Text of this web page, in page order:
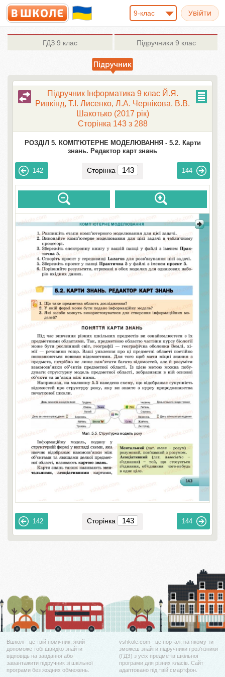
9-клас
ГДЗ 9 клас Підручники 9 клас
Підручник Інформатика 9 клас Й.Я.
Ривкінд, Т.І. Лисенко, Л.А. Чернікова, В.В.
Шакотько (2017 рік)
Сторінка 143 з 288
РОЗДІЛ 5. КОМП’ЮТЕРНЕ МОДЕЛЮВАННЯ - 5.2. Карти
знань. Редактор карт знань
142 Сторінка 144
142 Сторінка 144
Вшколі - це твій помічник, який
допоможе тобі швидко знайти
відповідь на завдання або
завантажити підручник зі шкільної
програми без жодних обмежень.
vshkole.com - це портал, на якому ти
зможеш знайти підручники і роз'язники
(ГДЗ) з усіх предметів шкільної
програми для різних класів. Сайт
адаптовано під твій смартфон.